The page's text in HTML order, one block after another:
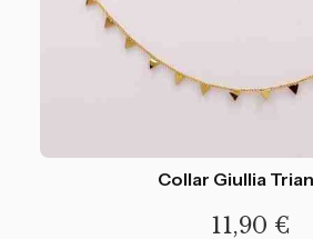
Collar Giullia
11,90 €